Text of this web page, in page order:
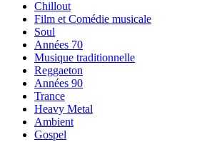
Chillout
Film et Comédie musicale
Soul
Années 70
Musique traditionnelle
Reggaeton
Années 90
Trance
Heavy Metal
Ambient
Gospel